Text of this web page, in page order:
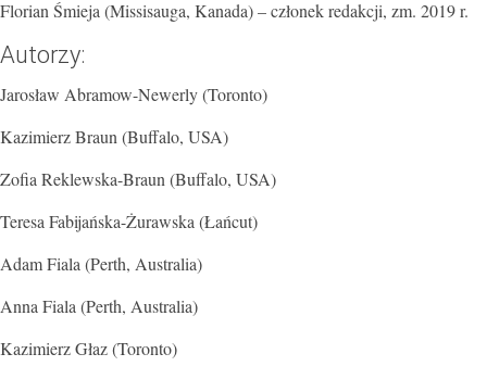
Florian Śmieja (Missisauga, Kanada) – członek redakcji, zm. 2019 r.
Autorzy:
Jarosław Abramow-Newerly (Toronto)
Kazimierz Braun (Buffalo, USA)
Zofia Reklewska-Braun (Buffalo, USA)
Teresa Fabijańska-Żurawska (Łańcut)
Adam Fiala (Perth, Australia)
Anna Fiala (Perth, Australia)
Kazimierz Głaz (Toronto)